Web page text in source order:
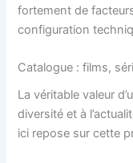
fortement de
configuration
Catalogue : films,
La véritable valeur
diversité et à
ici repose sur cette